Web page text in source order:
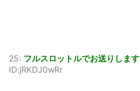
25: フルスロットルでお送りします
ID:jRKDJ0wRr